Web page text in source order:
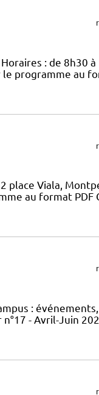
: de 8h30 à
programme au
2 place Viala,
au format PDF
:
- Avril-Juin